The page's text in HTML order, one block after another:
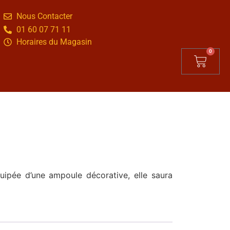
Nous Contacter
01 60 07 71 11
Horaires du Magasin
0
d’une ampoule décorative, elle saura